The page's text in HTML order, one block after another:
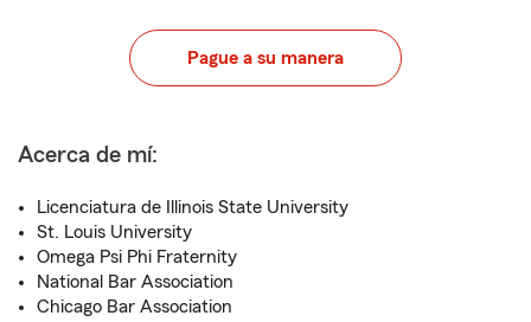
Pague a su manera
Acerca de mí:
Licenciatura de Illinois State University
St. Louis University
Omega Psi Phi Fraternity
National Bar Association
Chicago Bar Association